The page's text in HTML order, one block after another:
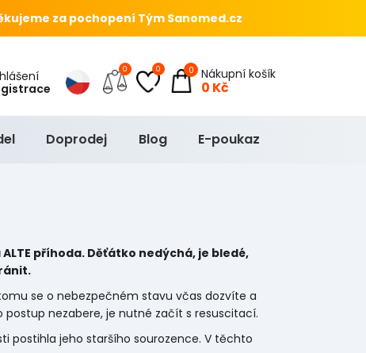
za pochopení Tým Sanomed.cz
0 0 Nákupní košík
0 Kč
0
Doprodej Blog E-poukaz
příhoda. Děťátko nedýchá, je bledé,
se o nebezpečném stavu včas dozvíte a
nezabere, je nutné začít s resuscitací.
postihla jeho staršího sourozence. V těchto